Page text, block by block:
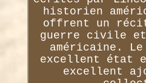
historien
offrent un
guerre civile
américaine.
excellent état
excellent